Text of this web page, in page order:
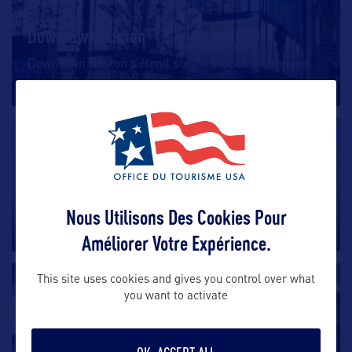
Downtown Boston
Downtown Boston s’étend sur 34 blocks et propose
une large gamme de boutiques,…
Lee Premium Outlets
Lee Premium Outlets, au cœur des Berkshires,
propose une soixantaine de…
SHOPPING
Black Dog Stores
Nous Utilisons Des Cookies Pour
Améliorer Votre Expérience.
This site uses cookies and gives you control over what
you want to activate